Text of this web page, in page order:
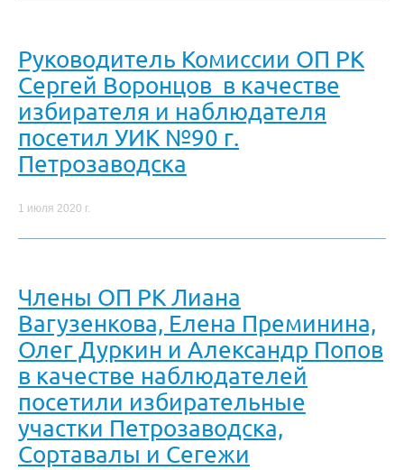
Руководитель Комиссии ОП РК
Сергей Воронцов в качестве
избирателя и наблюдателя
посетил УИК №90 г.
Петрозаводска
1 июля 2020 г.
Члены ОП РК Лиана
Вагузенкова, Елена Преминина,
Олег Дуркин и Александр Попов
в качестве наблюдателей
посетили избирательные
участки Петрозаводска,
Сортавалы и Сегежи